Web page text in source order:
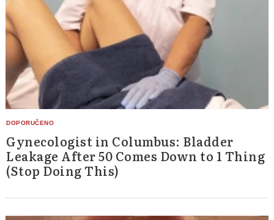
Gynecologist in Columbus: Bladder
Leakage After 50 Comes Down to 1 Thing
(Stop Doing This)